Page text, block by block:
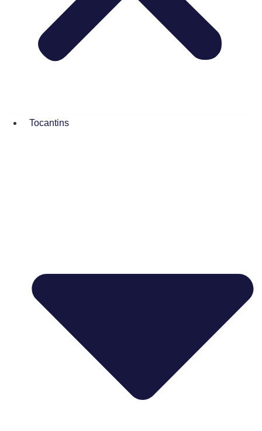
Tocantins